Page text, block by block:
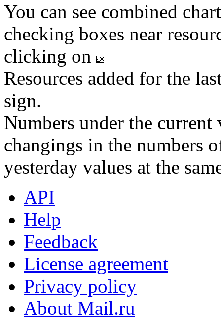
You can see combined
checking boxes near
clicking on
Resources added for the
sign.
Numbers under the
changings in the numbers
yesterday values at the
API
Help
Feedback
License agreement
Privacy policy
About Mail.ru